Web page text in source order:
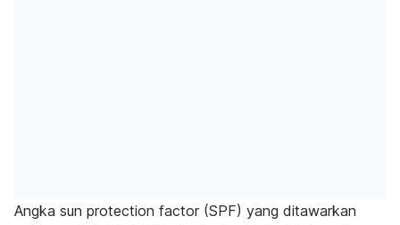
Angka sun protection factor (SPF) yang ditawarkan